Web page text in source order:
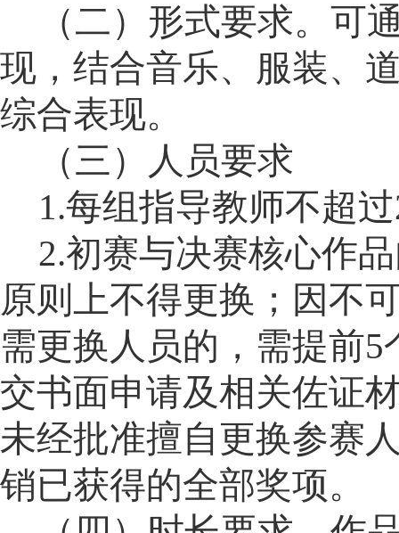
（二）形式要求。 可
现，结合音乐、服装、
综合表现。
（三）人员要求
1.每组指导教师不超
2.初赛与决赛核心作
原则上不得更换；因不
需更换人员的，需提前
交书面申请及相关佐证
未经批准擅自更换参赛
销已获得的全部奖项。